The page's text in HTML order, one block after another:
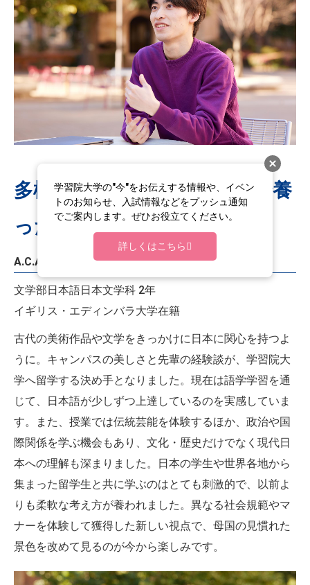
多様性あふれるキャンパスで養
った新しい価値観
A.C.Aさん
文学部日本語日本文学科 2年
イギリス・エディンバラ大学在籍
古代の美術作品や文学をきっかけに日本に関心を持つよ
うに。キャンパスの美しさと先輩の経験談が、学習院大
学へ留学する決め手となりました。現在は語学学習を通
じて、日本語が少しずつ上達しているのを実感していま
す。また、授業では伝統芸能を体験するほか、政治や国
際関係を学ぶ機会もあり、文化・歴史だけでなく現代日
本への理解も深まりました。日本の学生や世界各地から
集まった留学生と共に学ぶのはとても刺激的で、以前よ
りも柔軟な考え方が養われました。異なる社会規範やマ
ナーを体験して獲得した新しい視点で、母国の見慣れた
景色を改めて見るのが今から楽しみです。
学習院大学の"今"をお伝えする情報や、イベン
トのお知らせ、入試情報などをプッシュ通知
でご案内します。ぜひお役立てください。
詳しくはこちら